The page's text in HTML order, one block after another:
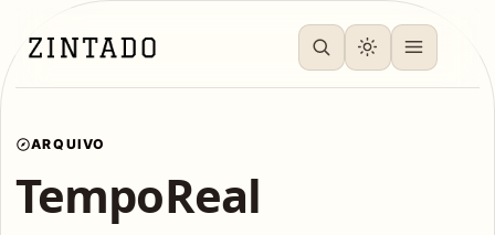
ARQUIVO
TempoReal